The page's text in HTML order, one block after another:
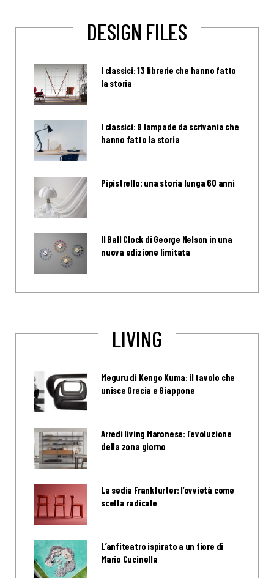
DESIGN FILES
I classici: 13 librerie che hanno fatto
la storia
I classici: 9 lampade da scrivania che
hanno fatto la storia
Pipistrello: una storia lunga 60 anni
Il Ball Clock di George Nelson in una
nuova edizione limitata
LIVING
Meguru di Kengo Kuma: il tavolo che
unisce Grecia e Giappone
Arredi living Maronese: l’evoluzione
della zona giorno
La sedia Frankfurter: l’ovvietà come
scelta radicale
L’anfiteatro ispirato a un fiore di
Mario Cucinella